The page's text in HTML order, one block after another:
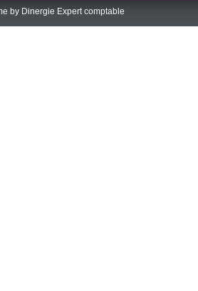
by Dinergie Expert comptable